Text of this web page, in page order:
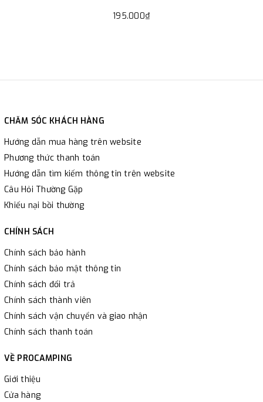
195.000₫
CHĂM SÓC KHÁCH HÀNG
Hướng dẫn mua hàng trên website
Phương thức thanh toán
Hướng dẫn tìm kiếm thông tin trên website
Câu Hỏi Thường Gặp
Khiếu nại bồi thường
CHÍNH SÁCH
Chính sách bảo hành
Chính sách bảo mật thông tin
Chính sách đổi trả
Chính sách thành viên
Chính sách vận chuyển và giao nhận
Chính sách thanh toán
VỀ PROCAMPING
Giới thiệu
Cửa hàng